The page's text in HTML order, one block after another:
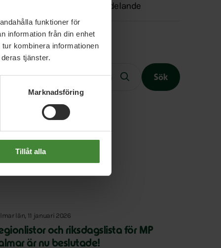
funktioner för
information från din enhet
kombinera informationen
tjänster.
Marknadsföring
Tillåt alla
Transparensmeddelande
Fritext
Sök
län, 11 januari 2026
och riksdagslista för MP
är nu beslutade!